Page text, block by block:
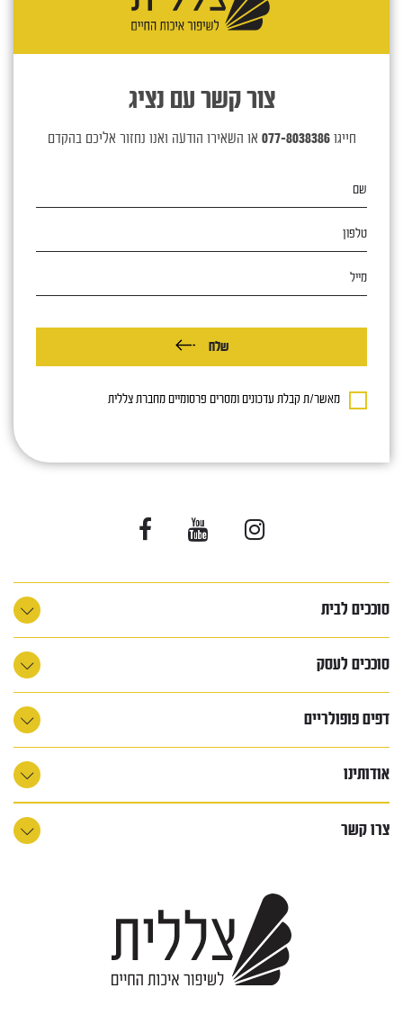
צור קשר עם נציג
חייגו077-8038386 או השאירו הודעה ואנו נחזור אליכם בהקדם
שלח
מאשר/ת קבלת עדכונים ומסרים פרסומיים מחברת צללית
סוככים לבית
סוככים לעסק
דפים פופולריים
אודותינו
צרו קשר